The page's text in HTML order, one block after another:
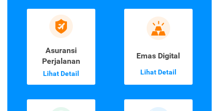
Asuransi
Perjalanan
Lihat Detail
Emas Digital
Lihat Detail